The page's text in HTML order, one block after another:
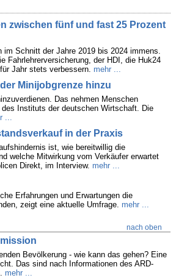
zwischen fünf und fast 25 Prozent
Schnitt der Jahre 2019 bis 2024 immens.
Fahrlehrerversicherung, der HDI, die Huk24
Jahr stets verbessern. mehr ...
Minijobgrenze hinzu
Das nehmen Menschen
Instituts der deutschen Wirtschaft. Die
...
in der Praxis
ist, wie bereitwillig die
welche Mitwirkung vom Verkäufer erwartet
Direkt, im Interview. mehr ...
Erfahrungen und Erwartungen die
zeigt eine aktuelle Umfrage. mehr ...
nach oben
Bevölkerung - wie kann das gehen? Eine
Das sind nach Informationen des ARD-
mehr ...